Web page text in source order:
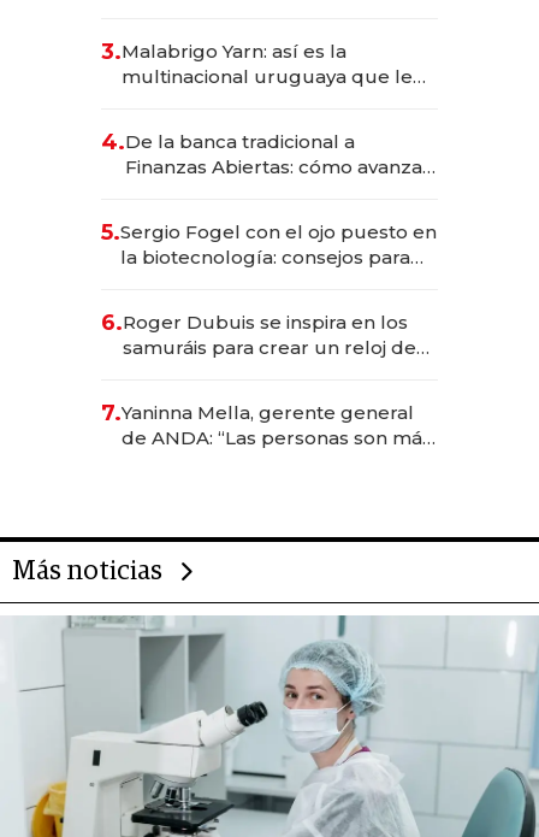
anticipación y prepara apertura
3.Malabrigo Yarn: así es la
multinacional uruguaya que le
4.De la banca tradicional a
Finanzas Abiertas: cómo avanza
5.Sergio Fogel con el ojo puesto en
la biotecnología: consejos para
6.Roger Dubuis se inspira en los
samuráis para crear un reloj de
7.Yaninna Mella, gerente general
de ANDA: “Las personas son más
Más noticias